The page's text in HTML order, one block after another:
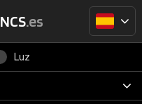
NCS.es
Luz